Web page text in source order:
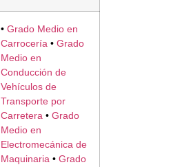
• Grado Medio en
Carrocería • Grado
Medio en
Conducción de
Vehículos de
Transporte por
Carretera • Grado
Medio en
Electromecánica de
Maquinaria • Grado